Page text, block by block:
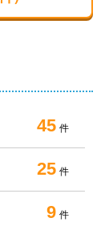
いの場合やご
で、不動産に
なくお気軽に
て、安
いま
45 件
25 件
9 件